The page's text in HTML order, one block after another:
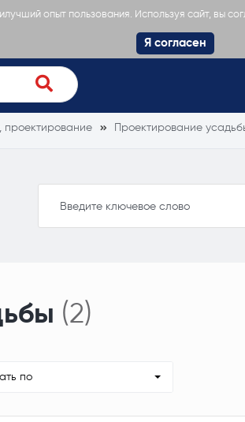
опыт пользования. Используя сайт, вы
Я согласен
проектирование Проектирование
(2)
по